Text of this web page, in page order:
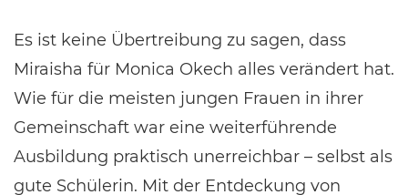
Es ist keine Übertreibung zu sagen, dass
Miraisha für Monica Okech alles verändert hat.
Wie für die meisten jungen Frauen in ihrer
Gemeinschaft war eine weiterführende
Ausbildung praktisch unerreichbar – selbst als
gute Schülerin. Mit der Entdeckung von